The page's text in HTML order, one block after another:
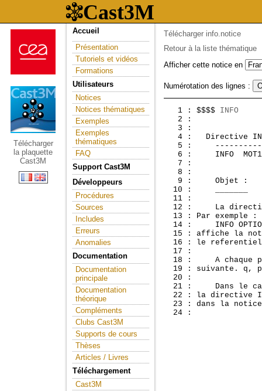
Télécharger
la plaquette
Cast3M
Accueil
Présentation
Tutoriels et vidéos
Formations
Utilisateurs
Notices
Notices thématiques
Exemples
Exemples
thématiques
FAQ
Support Cast3M
Développeurs
Procédures
Sources
Includes
Erreurs
Anomalies
Documentation
Documentation
principale
Documentation
théorique
Compléments
Clubs Cast3M
Supports de cours
Thèses
Articles / Livres
Téléchargement
Cast3M
Télécharger info.notice
Retour à la liste thématique
Afficher cette notice en
Numérotation des lignes :
   1 : $$$$
INFO
2 :
   3 :
   4 :
Directive
5 :
6 :     INFO
   7 :
   8 :
   9 :     Objet :
  10 :     _______
  11 :
12 :     La
  13 : Par exemple :
14 :     INFO
15 : affiche la
16 : le
  17 :
18 :     A chaque
19 : suivante. q,
  20 :
21 :     Dans le
22 : la directive
23 : dans la